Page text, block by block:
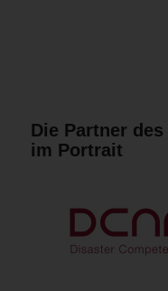
Die Partner
im Portrait